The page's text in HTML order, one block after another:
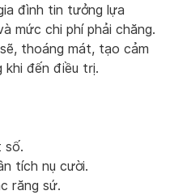
đình tin tưởng lựa
mức chi phí phải chăng.
thoáng mát, tạo cảm
khi đến điều trị.
số.
tích nụ cười.
răng sứ.